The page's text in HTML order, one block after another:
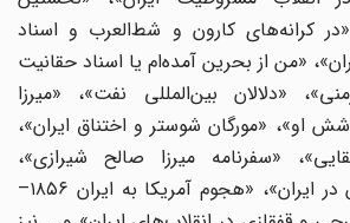
کرانه‌های کارون و شط‌العرب و اسناد
«من از بحرین آمده‌ام یا اسناد حقانیت
«دلالان بین‌المللی نفت»، «میرزا
او»، «مورگان شوستر و اختناق ایران»،
«سفرنامه میرزا صالح شیرازی»،
«حقوق‌بگیران انگلیس در ایران»، «هجوم آمریکا به ایران ۱۸۵۶–